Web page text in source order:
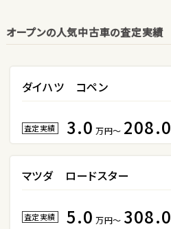
3位
ステーションワゴン
オープンの人気中古車の査定実績
ダイハツ コペン
査定実績 3.0 万円～ 208.0
マツダ ロードスター
査定実績 5.0 万円～ 308.0